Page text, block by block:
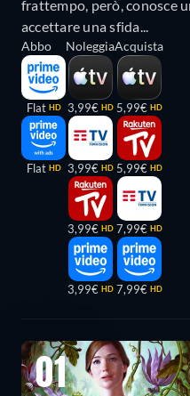
frattempo, però, conosce
accettare una sfida...
Abbo
Flat HD
Flat HD
Noleggia
3,99€ HD
3,99€ HD
3,99€ HD
3,99€ HD
Acquista
5,99€ HD
5,99€ HD
7,99€ HD
7,99€ HD
01